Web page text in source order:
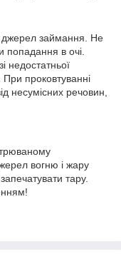
джерел займання. Не
попадання в очі.
недостатньої
При проковтуванні
несумісних речовин,
вогню і жару
тару.